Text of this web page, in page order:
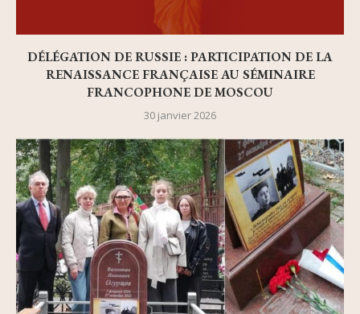
DÉLÉGATION DE RUSSIE : PARTICIPATION DE LA
RENAISSANCE FRANÇAISE AU SÉMINAIRE
FRANCOPHONE DE MOSCOU
30 janvier 2026